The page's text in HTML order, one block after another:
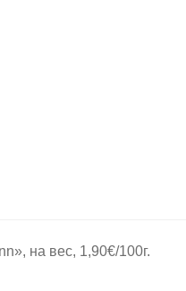
на вес, 1,90€/100г.